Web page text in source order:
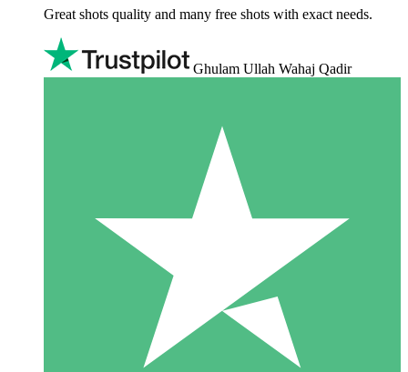
Great shots quality and many free shots with exact needs.
Ghulam Ullah Wahaj Qadir